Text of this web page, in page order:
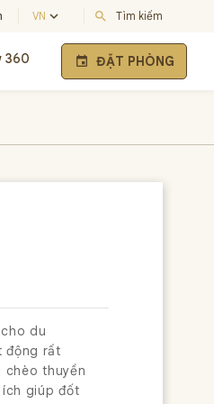
VN keyboard_arrow_down search Tìm kiếm
360 event ĐẶT PHÒNG
du
động rất
chèo thuyền
giúp đốt